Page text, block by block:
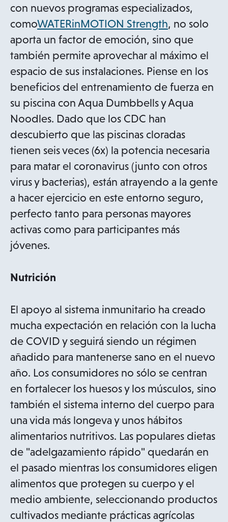
b
con nuevos programas especializados,
comoWATERinMOTION Strengtho
p
e
n
s
i
a
n
e
w
t
a
b
, no solo
aporta un factor de emoción, sino que
también permite aprovechar al máximo el
espacio de sus instalaciones. Piense en los
beneficios del entrenamiento de fuerza en
su piscina con Aqua Dumbbells y Aqua
Noodles. Dado que los CDC han
descubierto que las piscinas cloradas
tienen seis veces (6x) la potencia necesaria
para matar el coronavirus (junto con otros
virus y bacterias), están atrayendo a la gente
a hacer ejercicio en este entorno seguro,
perfecto tanto para personas mayores
activas como para participantes más
jóvenes.
Nutrición
El apoyo al sistema inmunitario ha creado
mucha expectación en relación con la lucha
de COVID y seguirá siendo un régimen
añadido para mantenerse sano en el nuevo
año. Los consumidores no sólo se centran
en fortalecer los huesos y los músculos, sino
también el sistema interno del cuerpo para
una vida más longeva y unos hábitos
alimentarios nutritivos. Las populares dietas
de "adelgazamiento rápido" quedarán en
el pasado mientras los consumidores eligen
alimentos que protegen su cuerpo y el
medio ambiente, seleccionando productos
cultivados mediante prácticas agrícolas